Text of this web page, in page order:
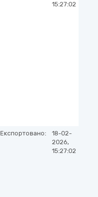
15:27:02
Експортовано:
18-02-
2026,
15:27:02